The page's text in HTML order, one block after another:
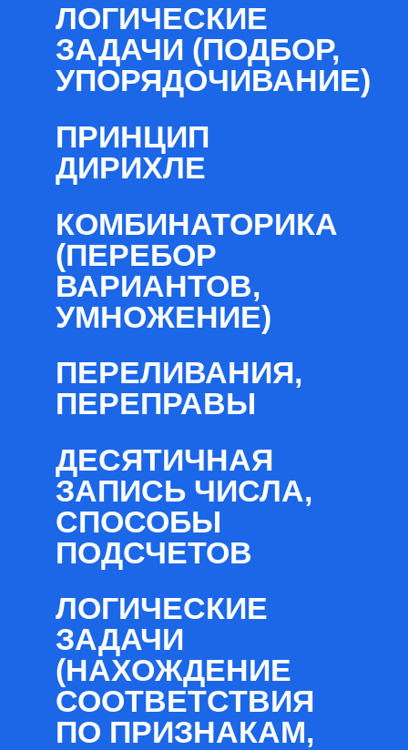
ЛОГИЧЕСКИЕ
ЗАДАЧИ
(НАХОЖДЕНИЕ
СООТВЕТСТВИЯ
ПО ПРИЗНАКАМ,
ЛОГИЧЕСКИЕ
ЗАДАЧИ (ПОДБОР,
УПОРЯДОЧИВАНИЕ)
ПРИНЦИП
ДИРИХЛЕ
КОМБИНАТОРИКА
(ПЕРЕБОР
ВАРИАНТОВ,
УМНОЖЕНИЕ)
ПЕРЕЛИВАНИЯ,
ПЕРЕПРАВЫ
ДЕСЯТИЧНАЯ
ЗАПИСЬ ЧИСЛА,
СПОСОБЫ
ПОДСЧЕТОВ